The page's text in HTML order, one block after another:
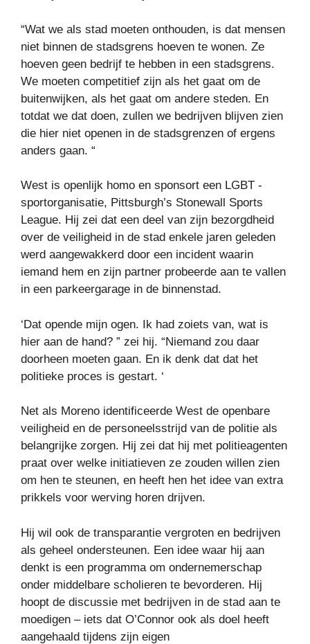
“Wat we als stad moeten onthouden, is dat mensen
niet binnen de stadsgrens hoeven te wonen. Ze
hoeven geen bedrijf te hebben in een stadsgrens.
We moeten competitief zijn als het gaat om de
buitenwijken, als het gaat om andere steden. En
totdat we dat doen, zullen we bedrijven blijven zien
die hier niet openen in de stadsgrenzen of ergens
anders gaan. “
West is openlijk homo en sponsort een LGBT -
sportorganisatie, Pittsburgh’s Stonewall Sports
League. Hij zei dat een deel van zijn bezorgdheid
over de veiligheid in de stad enkele jaren geleden
werd aangewakkerd door een incident waarin
iemand hem en zijn partner probeerde aan te vallen
in een parkeergarage in de binnenstad.
‘Dat opende mijn ogen. Ik had zoiets van, wat is
hier aan de hand? ” zei hij. “Niemand zou daar
doorheen moeten gaan. En ik denk dat dat het
politieke proces is gestart. ‘
Net als Moreno identificeerde West de openbare
veiligheid en de personeelsstrijd van de politie als
belangrijke zorgen. Hij zei dat hij met politieagenten
praat over welke initiatieven ze zouden willen zien
om hen te steunen, en heeft hen het idee van extra
prikkels voor werving horen drijven.
Hij wil ook de transparantie vergroten en bedrijven
als geheel ondersteunen. Een idee waar hij aan
denkt is een programma om ondernemerschap
onder middelbare scholieren te bevorderen. Hij
hoopt de discussie met bedrijven in de stad aan te
moedigen – iets dat O’Connor ook als doel heeft
aangehaald tijdens zijn eigen